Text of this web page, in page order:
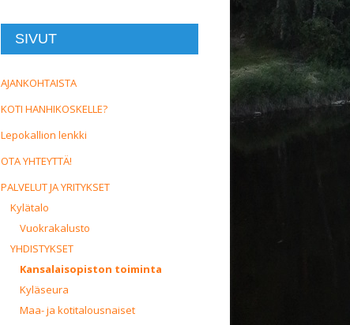
SIVUT
AJANKOHTAISTA
KOTI HANHIKOSKELLE?
Lepokallion lenkki
OTA YHTEYTTÄ!
PALVELUT JA YRITYKSET
Kylätalo
Vuokrakalusto
YHDISTYKSET
Kansalaisopiston toiminta
Kyläseura
Maa- ja kotitalousnaiset